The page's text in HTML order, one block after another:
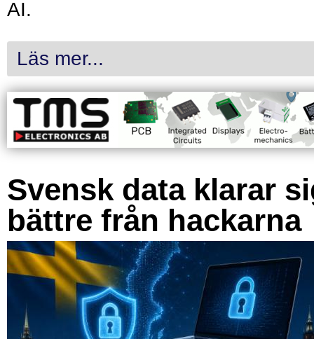
AI.
Läs mer...
Svensk data klarar
bättre från hackarna